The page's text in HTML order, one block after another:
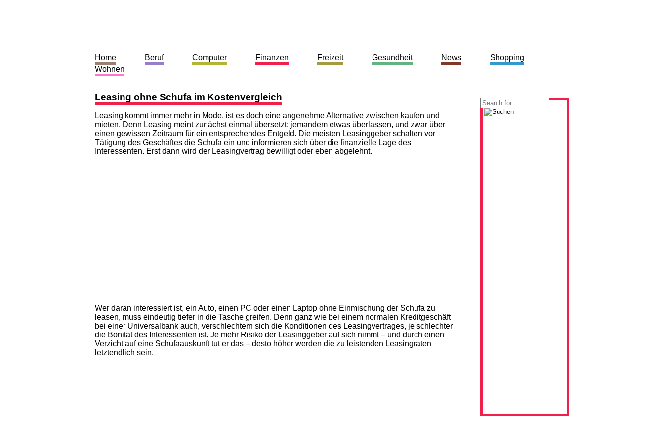
Leasing ohne Schufa im Kostenvergleich
Leasing kommt immer mehr in Mode, ist es doch eine angenehme Alternative zwischen kaufen und
mieten. Denn Leasing meint zunächst einmal übersetzt: jemandem etwas überlassen, und zwar über
einen gewissen Zeitraum für ein entsprechendes Entgeld. Die meisten Leasinggeber schalten vor
Tätigung des Geschäftes die Schufa ein und informieren sich über die finanzielle Lage des
Interessenten. Erst dann wird der Leasingvertrag bewilligt oder eben abgelehnt.
Wer daran interessiert ist, ein Auto, einen PC oder einen Laptop ohne Einmischung der Schufa zu
leasen, muss eindeutig tiefer in die Tasche greifen. Denn ganz wie bei einem normalen Kreditgeschäft
bei einer Universalbank auch, verschlechtern sich die Konditionen des Leasingvertrages, je schlechter
die Bonität des Interessenten ist. Je mehr Risiko der Leasinggeber auf sich nimmt – und durch einen
Verzicht auf eine Schufaauskunft tut er das – desto höher werden die zu leistenden Leasingraten
letztendlich sein.
Home Beruf Computer Finanzen Freizeit Gesundheit News
Shopping
Wohnen